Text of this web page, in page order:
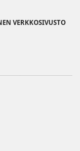
VERKKOSIVUSTO